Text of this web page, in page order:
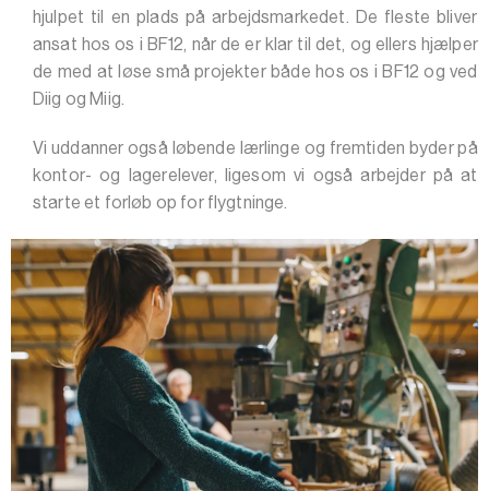
hjulpet til en plads på arbejdsmarkedet. De fleste bliver
ansat hos os i BF12, når de er klar til det, og ellers hjælper
de med at løse små projekter både hos os i BF12 og ved
Diig og Miig.
Vi uddanner også løbende lærlinge og fremtiden byder på
kontor- og lagerelever, ligesom vi også arbejder på at
starte et forløb op for flygtninge.